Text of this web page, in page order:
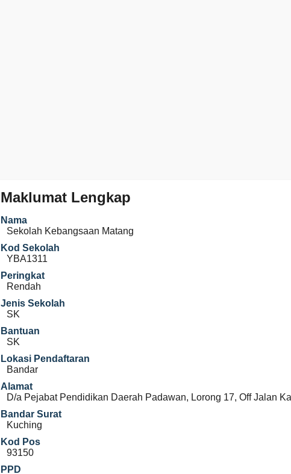
Maklumat Lengkap
Nama
Sekolah Kebangsaan Matang
Kod Sekolah
YBA1311
Peringkat
Rendah
Jenis Sekolah
SK
Bantuan
SK
Lokasi Pendaftaran
Bandar
Alamat
D/a Pejabat Pendidikan Daerah Padawan, Lorong 17, Off Jalan
Bandar Surat
Kuching
Kod Pos
93150
PPD